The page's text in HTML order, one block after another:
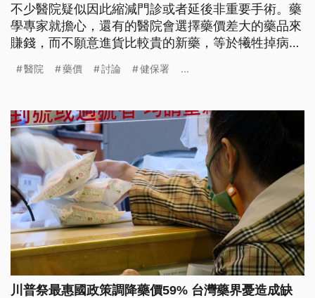
不少醫院疑似因此縮減門診或者延後非重要手術。藥
學專家就擔心，還有的醫院會選擇藥價差大的藥品來
賺錢，而不願意進貨比較貴的新藥，等於犧牲掉病患
醫院 藥價 討論 健保署 ...
川普祭最惠國政策調降藥價59% 台灣藥界憂造成缺